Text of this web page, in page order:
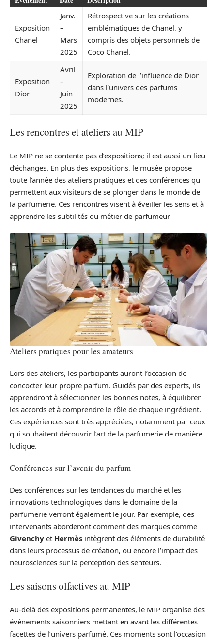
Exposition
Chanel
Janv.
–
Mars
2025
Rétrospective sur les créations
emblématiques de Chanel, y
compris des objets personnels de
Coco Chanel.
Exposition
Dior
Avril
–
Juin
2025
Exploration de l’influence de Dior
dans l’univers des parfums
modernes.
Les rencontres et ateliers au MIP
Le MIP ne se contente pas d’expositions; il est aussi un lieu
d’échanges. En plus des expositions, le musée propose
toute l’année des ateliers pratiques et des conférences qui
permettent aux visiteurs de se plonger dans le monde de
la parfumerie. Ces rencontres visent à éveiller les sens et à
apprendre les subtilités du métier de parfumeur.
Ateliers pratiques pour les amateurs
Lors des ateliers, les participants auront l’occasion de
concocter leur propre parfum. Guidés par des experts, ils
apprendront à sélectionner les bonnes notes, à équilibrer
les accords et à comprendre le rôle de chaque ingrédient.
Ces expériences sont très appréciées, notamment par ceux
qui souhaitent découvrir l’art de la parfumerie de manière
ludique.
Conférences sur l’avenir du parfum
Des conférences sur les tendances du marché et les
innovations technologiques dans le domaine de la
parfumerie verront également le jour. Par exemple, des
intervenants aborderont comment des marques comme
Givenchy et Hermès intègrent des éléments de durabilité
dans leurs processus de création, ou encore l’impact des
neurosciences sur la perception des senteurs.
Les saisons olfactives au MIP
Au-delà des expositions permanentes, le MIP organise des
événements saisonniers mettant en avant les différentes
facettes de l’univers parfumé. Ces moments sont l’occasion